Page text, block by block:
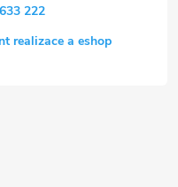
222
realizace a eshop